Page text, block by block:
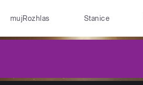
mujRozhlas Stanice